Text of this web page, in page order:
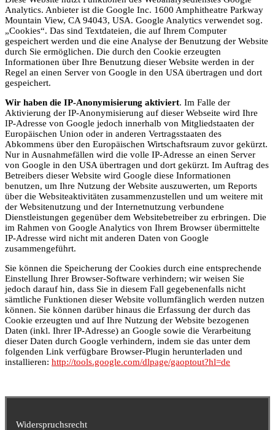
Analytics. Anbieter ist die Google Inc. 1600 Amphitheatre Parkway
Mountain View, CA 94043, USA. Google Analytics verwendet sog.
„Cookies“. Das sind Textdateien, die auf Ihrem Computer
gespeichert werden und die eine Analyse der Benutzung der Website
durch Sie ermöglichen. Die durch den Cookie erzeugten
Informationen über Ihre Benutzung dieser Website werden in der
Regel an einen Server von Google in den USA übertragen und dort
gespeichert.
Wir haben die IP-Anonymisierung aktiviert. Im Falle der
Aktivierung der IP-Anonymisierung auf dieser Webseite wird Ihre
IP-Adresse von Google jedoch innerhalb von Mitgliedstaaten der
Europäischen Union oder in anderen Vertragsstaaten des
Abkommens über den Europäischen Wirtschaftsraum zuvor gekürzt.
Nur in Ausnahmefällen wird die volle IP-Adresse an einen Server
von Google in den USA übertragen und dort gekürzt. Im Auftrag des
Betreibers dieser Website wird Google diese Informationen
benutzen, um Ihre Nutzung der Website auszuwerten, um Reports
über die Websiteaktivitäten zusammenzustellen und um weitere mit
der Websitenutzung und der Internetnutzung verbundene
Dienstleistungen gegenüber dem Websitebetreiber zu erbringen. Die
im Rahmen von Google Analytics von Ihrem Browser übermittelte
IP-Adresse wird nicht mit anderen Daten von Google
zusammengeführt.
Sie können die Speicherung der Cookies durch eine entsprechende
Einstellung Ihrer Browser-Software verhindern; wir weisen Sie
jedoch darauf hin, dass Sie in diesem Fall gegebenenfalls nicht
sämtliche Funktionen dieser Website vollumfänglich werden nutzen
können. Sie können darüber hinaus die Erfassung der durch das
Cookie erzeugten und auf Ihre Nutzung der Website bezogenen
Daten (inkl. Ihrer IP-Adresse) an Google sowie die Verarbeitung
dieser Daten durch Google verhindern, indem sie das unter dem
folgenden Link verfügbare Browser-Plugin herunterladen und
installieren: http://tools.google.com/dlpage/gaoptout?hl=de
Widerspruchsrecht